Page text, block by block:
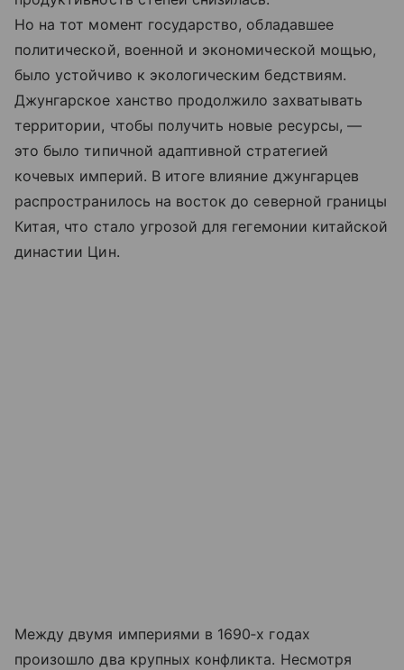
Но на тот момент государство, обладавшее
политической, военной и экономической мощью,
было устойчиво к экологическим бедствиям.
Джунгарское ханство продолжило захватывать
территории, чтобы получить новые ресурсы, —
это было типичной адаптивной стратегией
кочевых империй. В итоге влияние джунгарцев
распространилось на восток до северной границы
Китая, что стало угрозой для гегемонии китайской
династии Цин.
Между двумя империями в 1690‑х годах
произошло два крупных конфликта. Несмотря